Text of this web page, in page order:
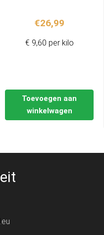
€26,99
Toevoegen aan
winkelwagen
€ 9,60 per kilo